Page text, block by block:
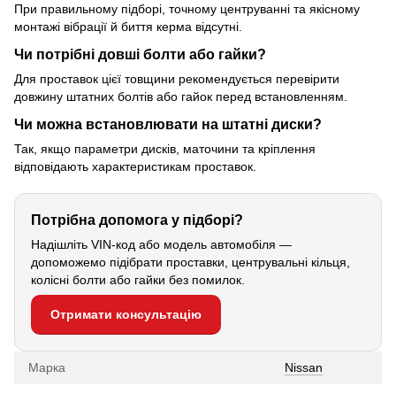
При правильному підборі, точному центруванні та якісному
монтажі вібрації й биття керма відсутні.
Чи потрібні довші болти або гайки?
Для проставок цієї товщини рекомендується перевірити
довжину штатних болтів або гайок перед встановленням.
Чи можна встановлювати на штатні диски?
Так, якщо параметри дисків, маточини та кріплення
відповідають характеристикам проставок.
Потрібна допомога у підборі?
Надішліть VIN-код або модель автомобіля —
допоможемо підібрати проставки, центрувальні кільця,
колісні болти або гайки без помилок.
Отримати консультацію
Марка Nissan